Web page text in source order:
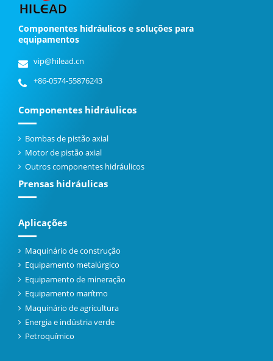
Componentes hidráulicos e soluções para
equipamentos
vip@hilead.cn
+86-0574-55876243
Componentes hidráulicos
Bombas de pistão axial
Motor de pistão axial
Outros componentes hidráulicos
Prensas hidráulicas
Aplicações
Maquinário de construção
Equipamento metalúrgico
Equipamento de mineração
Equipamento marítmo
Maquinário de agricultura
Energia e indústria verde
Petroquímico